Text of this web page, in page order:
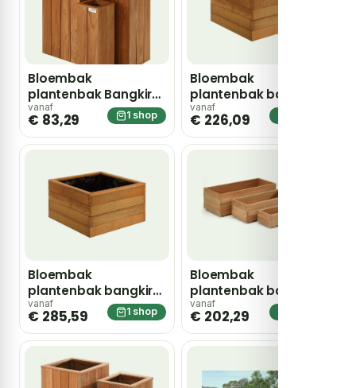
Bloembak
plantenbak Bangkirai
hardhout 70cm hoog
vanaf
€ 83,29 1 shop
Bloembak
plantenbak bangkirai
hardhout vierkant
90x90x65cm
vanaf
€ 226,09
Bloembak
plantenbak bangkirai
hardhout vierkant
90x90x91cm voor
plantsoenen en
pleinen
vanaf
€ 285,59 1 shop
Bloembak
plantenbak bangkirai
rechthoek set
vanaf
€ 202,29